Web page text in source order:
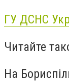
ГУ ДСНС
Читайте
На